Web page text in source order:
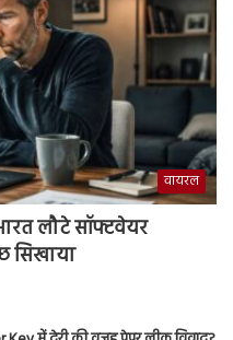
वायरल
लौटे सॉफ्टवेयर
सिखाया